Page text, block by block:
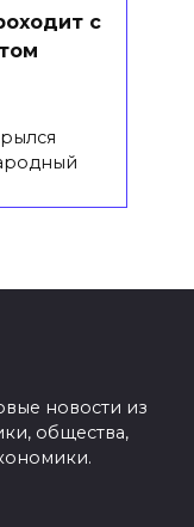
с
новости из
общества,